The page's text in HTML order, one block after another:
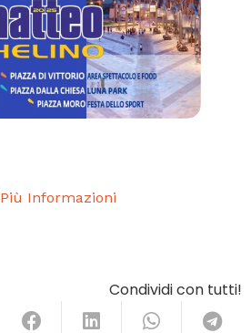
Più Informazioni
Condividi con tutti!